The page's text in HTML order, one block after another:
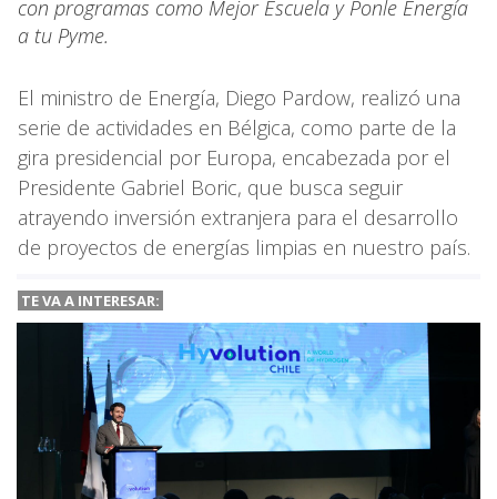
con programas como Mejor Escuela y Ponle Energía
a tu Pyme.
El ministro de Energía, Diego Pardow, realizó una
serie de actividades en Bélgica, como parte de la
gira presidencial por Europa, encabezada por el
Presidente Gabriel Boric, que busca seguir
atrayendo inversión extranjera para el desarrollo
de proyectos de energías limpias en nuestro país.
TE VA A INTERESAR: